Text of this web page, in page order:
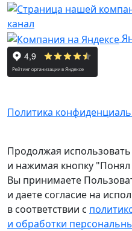
канал
Политика
Продолжая использовать
и нажимая кнопку "Понял
Вы принимаете
и даете согласие на
в соответствии с
и обработки